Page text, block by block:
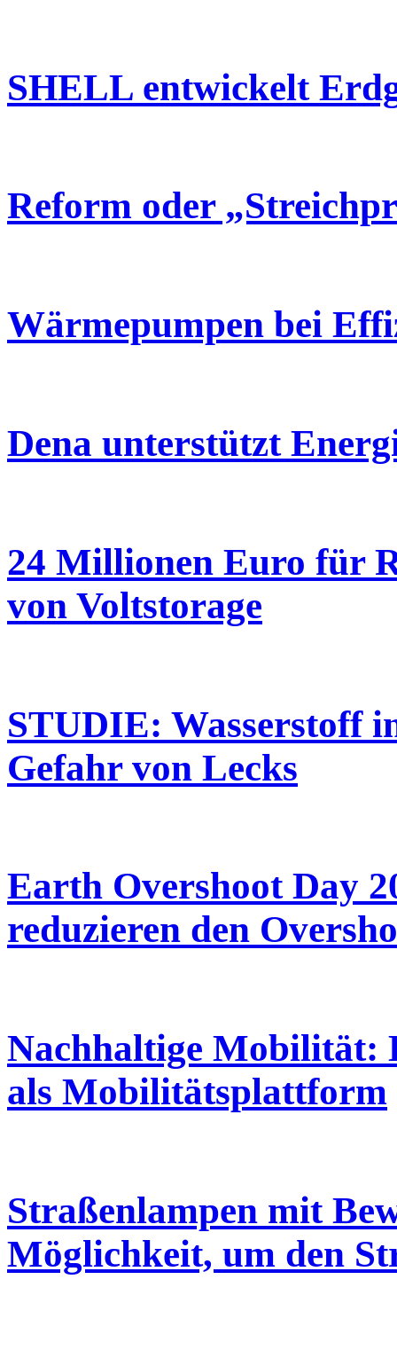
SHELL entwickelt
Reform oder
Wärmepumpen bei
Dena unterstützt
24 Millionen Euro für
von Voltstorage
STUDIE: Wasserstoff
Gefahr von Lecks
Earth Overshoot Day
reduzieren den
Nachhaltige Mobilität:
als Mobilitätsplattform
Straßenlampen mit
Möglichkeit, um den